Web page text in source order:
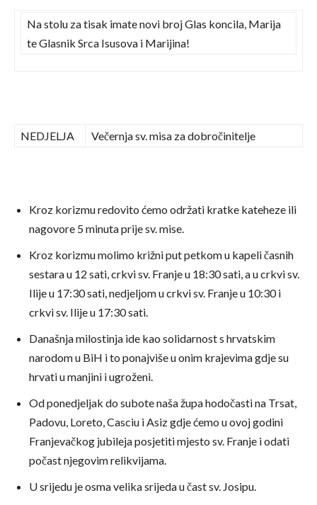
Na stolu za tisak imate novi broj Glas koncila, Marija
te Glasnik Srca Isusova i Marijina!
NEDJELJA Večernja sv. misa za dobročinitelje
Kroz korizmu redovito ćemo održati kratke kateheze ili
nagovore 5 minuta prije sv. mise.
Kroz korizmu molimo križni put petkom u kapeli časnih
sestara u 12 sati, crkvi sv. Franje u 18:30 sati, a u crkvi sv.
Ilije u 17:30 sati, nedjeljom u crkvi sv. Franje u 10:30 i
crkvi sv. Ilije u 17:30 sati.
Današnja milostinja ide kao solidarnost s hrvatskim
narodom u BiH i to ponajviše u onim krajevima gdje su
hrvati u manjini i ugroženi.
Od ponedjeljak do subote naša župa hodočasti na Trsat,
Padovu, Loreto, Casciu i Asiz gdje ćemo u ovoj godini
Franjevačkog jubileja posjetiti mjesto sv. Franje i odati
počast njegovim relikvijama.
U srijedu je osma velika srijeda u čast sv. Josipu.